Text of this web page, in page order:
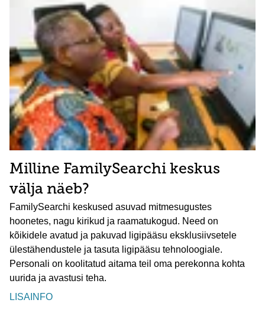
Milline FamilySearchi keskus
välja näeb?
FamilySearchi keskused asuvad mitmesugustes
hoonetes, nagu kirikud ja raamatukogud. Need on
kõikidele avatud ja pakuvad ligipääsu eksklusiivsetele
ülestähendustele ja tasuta ligipääsu tehnoloogiale.
Personali on koolitatud aitama teil oma perekonna kohta
uurida ja avastusi teha.
LISAINFO